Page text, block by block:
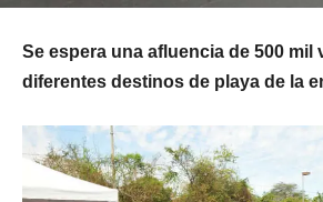
Se espera una afluencia de 500 mil
diferentes destinos de playa de la